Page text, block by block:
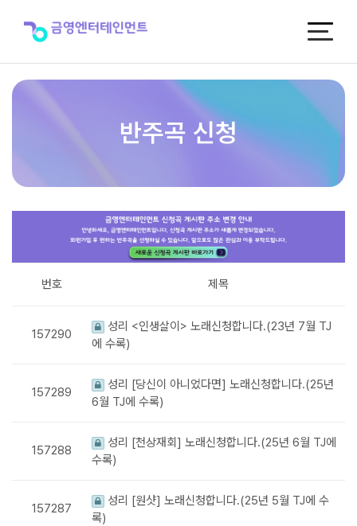
반주곡 신청
번호 제목
157290
성리 <인생살이> 노래신청합니다.(23년 7월 TJ
에 수록)
157289
성리 [당신이 아니었다면] 노래신청합니다.(25년
6월 TJ에 수록)
157288
성리 [천상재회] 노래신청합니다.(25년 6월 TJ에
수록)
157287
성리 [원샷] 노래신청합니다.(25년 5월 TJ에 수
록)